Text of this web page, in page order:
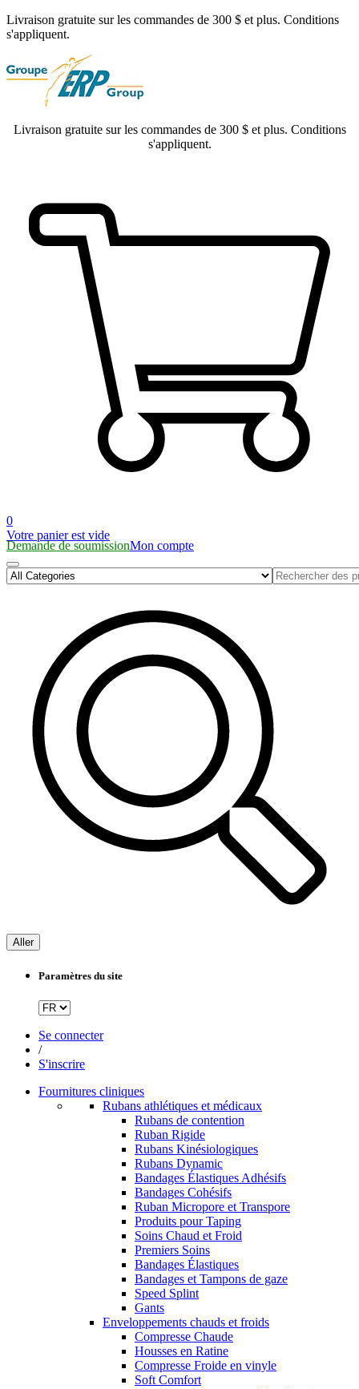
Livraison gratuite sur les commandes de 300 $ et plus. Conditions
s'appliquent.
Livraison gratuite sur les commandes de 300 $ et plus. Conditions
s'appliquent.
0
Votre panier est vide
Demande de soumissionMon compte
Aller
Paramètres du site
Se connecter
/
S'inscrire
Fournitures cliniques
Rubans athlétiques et médicaux
Rubans de contention
Ruban Rigide
Rubans Kinésiologiques
Rubans Dynamic
Bandages Élastiques Adhésifs
Bandages Cohésifs
Ruban Micropore et Transpore
Produits pour Taping
Soins Chaud et Froid
Premiers Soins
Bandages Élastiques
Bandages et Tampons de gaze
Speed Splint
Gants
Enveloppements chauds et froids
Compresse Chaude
Housses en Ratine
Compresse Froide en vinyle
Soft Comfort